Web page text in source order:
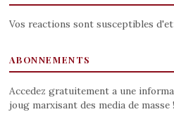
Vos reactions sont susceptibles
ABONNEMENTS
Accedez gratuitement a une
joug marxisant des media de masse !